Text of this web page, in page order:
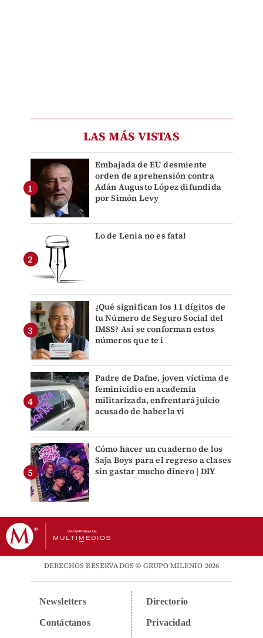
LAS MÁS VISTAS
Embajada de EU desmiente
orden de aprehensión contra
Adán Augusto López difundida
por Simón Levy
Lo de Lenia no es fatal
¿Qué significan los 11 dígitos de
tu Número de Seguro Social del
IMSS? Así se conforman estos
números que te i
Padre de Dafne, joven víctima de
feminicidio en academia
militarizada, enfrentará juicio
acusado de haberla vi
Cómo hacer un cuaderno de los
Saja Boys para el regreso a clases
sin gastar mucho dinero | DIY
DERECHOS RESERVADOS © GRUPO MILENIO 2026
Newsletters
Contáctanos
Directorio
Privacidad